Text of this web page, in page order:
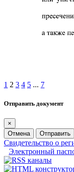
1 2 3 4 5 ... 7
Отправить документ
×
Отмена
Отправить
Свидетельство о
Электронный